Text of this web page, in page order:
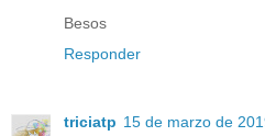
Besos
Responder
triciatp 15 de marzo de